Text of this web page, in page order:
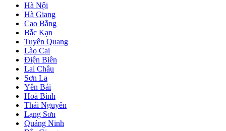
Hà Nội
Hà Giang
Cao Bằng
Bắc Kạn
Tuyên Quang
Lào Cai
Điện Biên
Lai Châu
Sơn La
Yên Bái
Hoà Bình
Thái Nguyên
Lạng Sơn
Quảng Ninh